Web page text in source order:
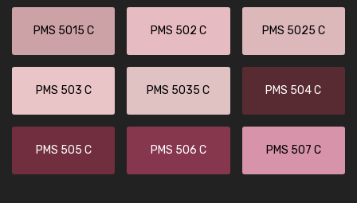
PMS 5015 C PMS 502 C PMS 5025 C
PMS 503 C PMS 5035 C PMS 504 C
PMS 505 C PMS 506 C PMS 507 C